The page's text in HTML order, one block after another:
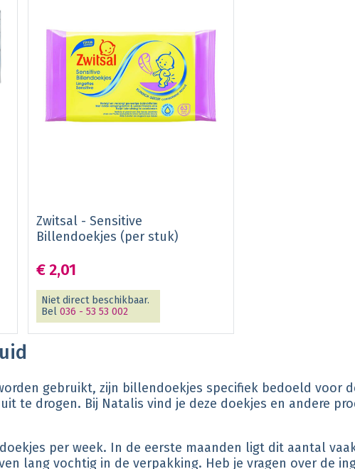
Zwitsal - Sensitive
Billendoekjes (per stuk)
€ 2,01
Niet direct beschikbaar.
Bel036 - 53 53 002
gebruikt, zijn billendoekjes specifiek bedoeld voor
te drogen. Bij Natalis vind je deze doekjes en andere
per week. In de eerste maanden ligt dit aantal
lang vochtig in de verpakking. Heb je vragen over de